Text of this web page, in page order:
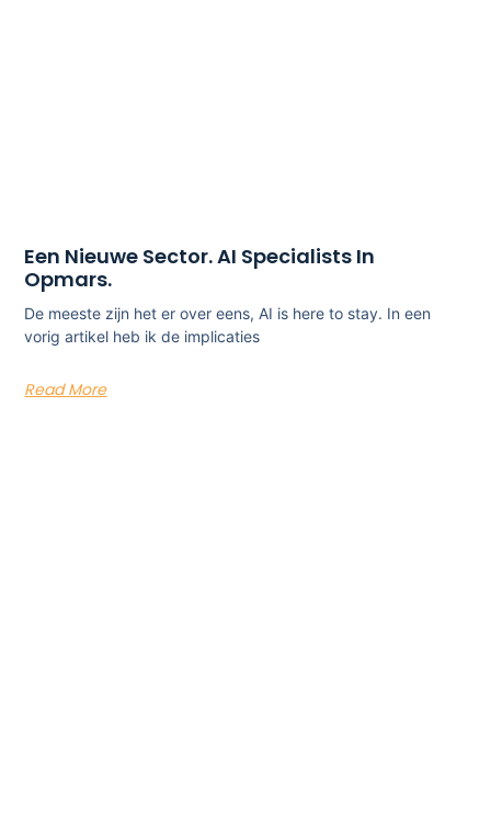
Een Nieuwe Sector. AI Specialists In
Opmars.
De meeste zijn het er over eens, AI is here to stay. In een
vorig artikel heb ik de implicaties
Read More